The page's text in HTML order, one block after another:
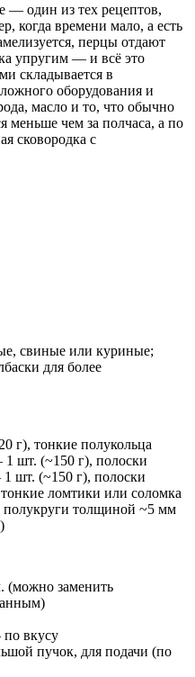
— один из тех рецептов,
когда времени мало, а есть
перцы отдают
упругим — и всё это
складывается в
оборудования и
масло и то, что обычно
меньше чем за полчаса, а по
сковородка с
свиные или куриные;
для более
г), тонкие полукольца
шт. (~150 г), полоски
шт. (~150 г), полоски
ломтики или соломка
толщиной ~5 мм
(можно заменить
вкусу
пучок, для подачи (по